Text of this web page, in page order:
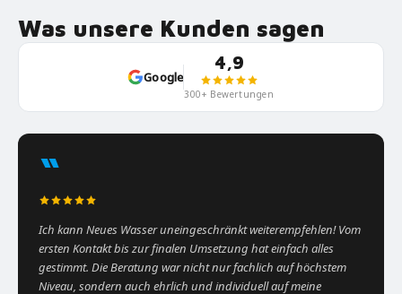
Was unsere Kunden sagen
Google
4,9
300+ Bewertungen
“
Ich kann Neues Wasser uneingeschränkt weiterempfehlen! Vom
ersten Kontakt bis zur finalen Umsetzung hat einfach alles
gestimmt. Die Beratung war nicht nur fachlich auf höchstem
Niveau, sondern auch ehrlich und individuell auf meine